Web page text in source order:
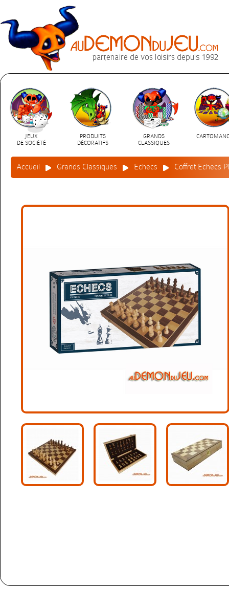
JEUX
DE SOCIÉTÉ
PRODUITS
DÉCORATIFS
GRANDS
CLASSIQUES
Accueil Grands Classiques Echecs Coffret Echecs